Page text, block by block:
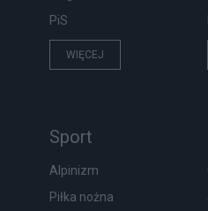
PiS
WIĘCEJ
Sport
Alpinizm
Piłka nożna